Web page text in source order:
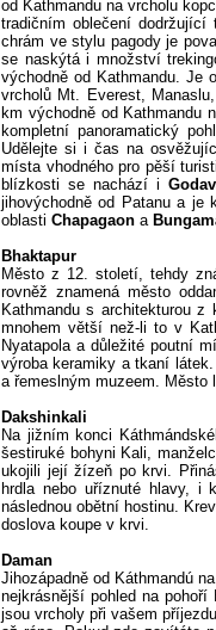
od Kathmandu na vrcholu
tradičním oblečení
chrám ve stylu pagody je
se naskýtá i množství
východně od Kathmandu. Je
vrcholů Mt. Everest,
km východně od Kathmandu
kompletní panoramatický
Udělejte si i čas na
místa vhodného pro pěší
blízkosti se nachází i
jihovýchodně od Patanu a je
oblasti Chapagaon a
Bhaktapur
Město z 12. století, tehdy
rovněž znamená město
Kathmandu s architekturou
mnohem větší než-li to v
Nyatapola a důležité poutní
výroba keramiky a tkaní
a řemeslným muzeem. Město
Dakshinkali
Na jižním konci
šestiruké bohyni Kali,
ukojili její žízeň po krvi.
hrdla nebo uříznuté hlavy, i
následnou obětní hostinu.
doslova koupe v krvi.
Daman
Jihozápadně od Káthmandú
nejkrásnější pohled na pohoří
jsou vrcholy při vašem